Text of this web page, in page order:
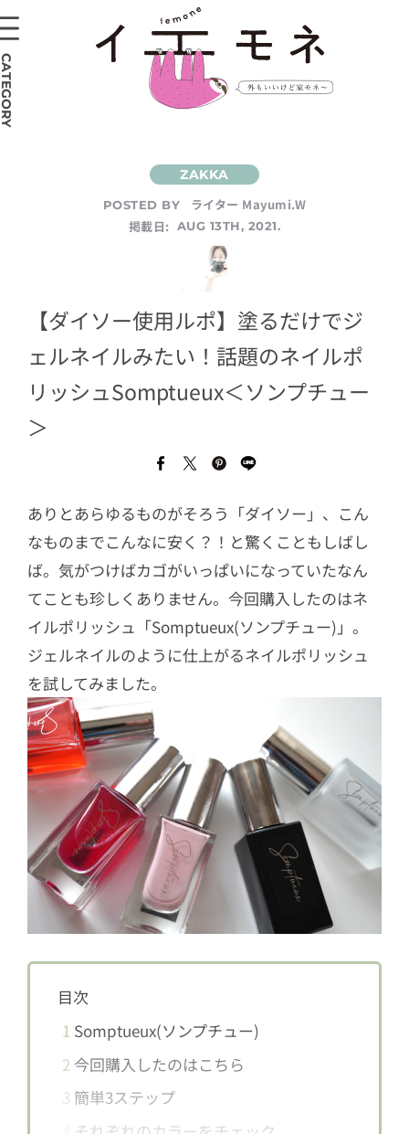
POSTED BY
ライター Mayumi.W
掲載日:
AUG 13TH, 2021.
【ダイソー使用ルポ】塗るだけでジ
ェルネイルみたい！話題のネイルポ
リッシュSomptueux＜ソンプチュー
＞
ありとあらゆるものがそろう「ダイソー」、こん
なものまでこんなに安く？！と驚くこともしばし
ば。気がつけばカゴがいっぱいになっていたなん
てことも珍しくありません。今回購入したのはネ
イルポリッシュ「Somptueux(ソンプチュー)」。
ジェルネイルのように仕上がるネイルポリッシュ
を試してみました。
目次
1 Somptueux(ソンプチュー)
2 今回購入したのはこちら
3 簡単3ステップ